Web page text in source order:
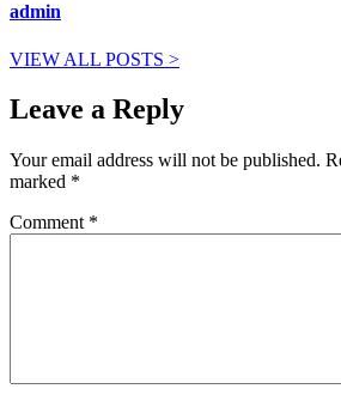
admin
VIEW ALL POSTS >
Leave a Reply
Your email address will not be published.
marked *
Comment *